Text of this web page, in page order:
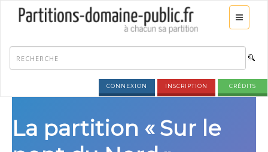
CONNEXION INSCRIPTION CRÉDITS
La partition « Sur le